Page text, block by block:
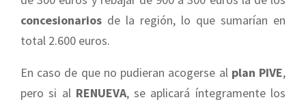
concesionarios de la región, lo que sumarían en
total 2.600 euros.
En caso de que no pudieran acogerse al plan PIVE,
pero si al RENUEVA, se aplicará íntegramente los